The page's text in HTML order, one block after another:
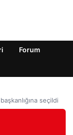
Forum
seçildi